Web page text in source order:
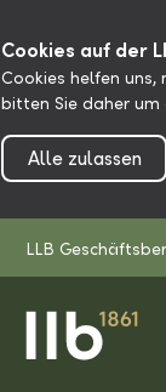
Cookies auf der
Cookies helfen uns,
bitten Sie daher um
Alle zulassen
LLB